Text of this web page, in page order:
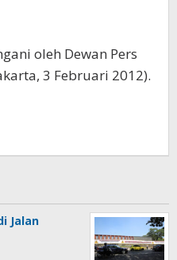
oleh Dewan Pers
3 Februari 2012).
Jalan